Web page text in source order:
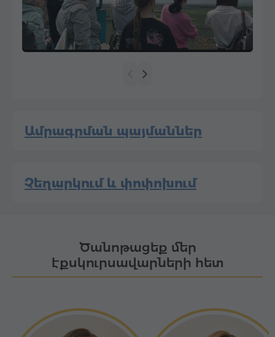
Ամրագրման պայմաններ
Չեղարկում և փոփոխում
Ծանոթացեք մեր
էքսկուրսավարների հետ